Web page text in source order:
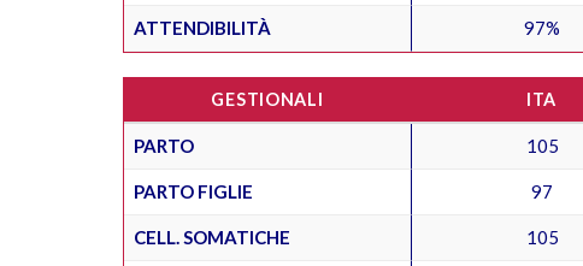
ATTENDIBILITÀ 97%
GESTIONALI ITA
PARTO 105
PARTO FIGLIE 97
CELL. SOMATICHE 105